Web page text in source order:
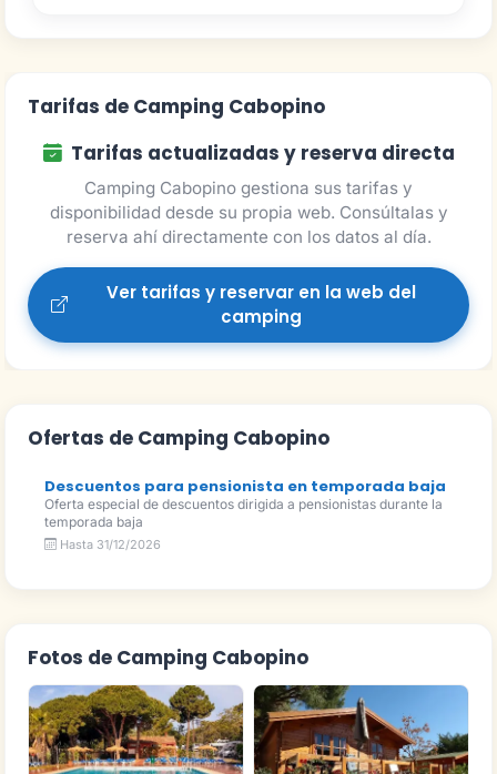
Tarifas de Camping Cabopino
Tarifas actualizadas y reserva directa
Camping Cabopino gestiona sus tarifas y
disponibilidad desde su propia web. Consúltalas y
reserva ahí directamente con los datos al día.
Ver tarifas y reservar en la web del
camping
Ofertas de Camping Cabopino
Descuentos para pensionista en temporada baja
Oferta especial de descuentos dirigida a pensionistas durante la
temporada baja
Hasta 31/12/2026
Fotos de Camping Cabopino